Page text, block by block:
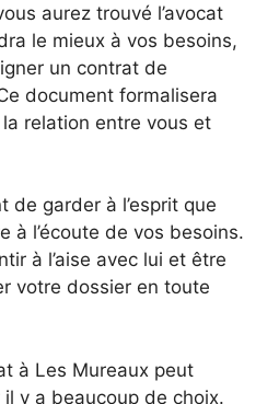
aurez trouvé l’avocat
le mieux à vos besoins,
un contrat de
document formalisera
relation entre vous et
de garder à l’esprit que
à l’écoute de vos besoins.
à l’aise avec lui et être
votre dossier en toute
à Les Mureaux peut
y a beaucoup de choix.